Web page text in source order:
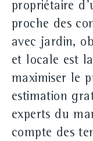
propriétaire
proche des
avec jardin,
et locale est
maximiser le
estimation
experts du
compte des